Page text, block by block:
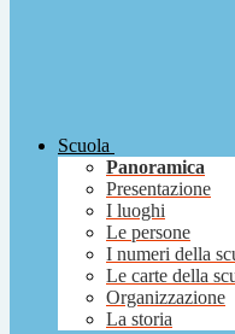
Scuola
Panoramica
Presentazione
I luoghi
Le persone
I numeri della
Le carte della
Organizzazione
La storia